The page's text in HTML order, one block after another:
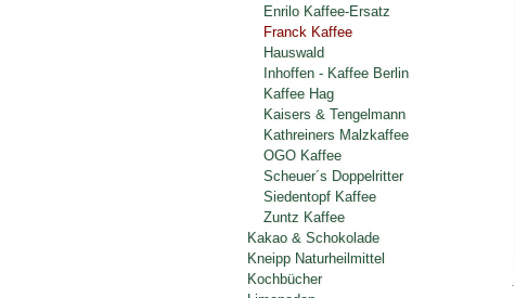
Enrilo Kaffee-Ersatz
Franck Kaffee
Hauswald
Inhoffen - Kaffee Berlin
Kaffee Hag
Kaisers & Tengelmann
Kathreiners Malzkaffee
OGO Kaffee
Scheuer´s Doppelritter
Siedentopf Kaffee
Zuntz Kaffee
Kakao & Schokolade
Kneipp Naturheilmittel
Kochbücher